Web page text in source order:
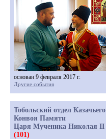
основан 9 февраля 2017 г.
Другие события
Тобольский отдел Казачьего
Конвоя Памяти
Царя Мученика Николая II
(101)